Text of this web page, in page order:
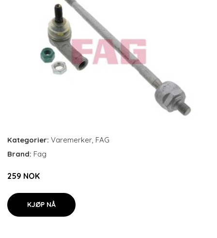
Kategorier: Varemerker FAG
Brand: Fag
259 NOK
KJØP NÅ